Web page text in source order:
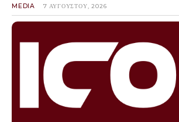
MEDIA 7 ΑΥΓΟΎΣΤΟΥ, 2026